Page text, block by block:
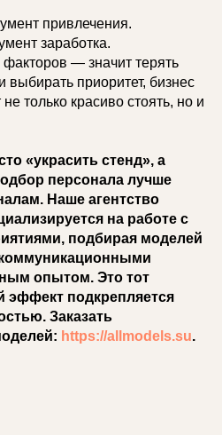
привлечения.
заработка.
— значит терять
приоритет, бизнес
только красиво стоять, но и
«украсить стенд», а
персонала лучше
Наше агентство
на работе с
подбирая моделей
опытом. Это тот
эффект подкрепляется
Заказать
https://allmodels.su.